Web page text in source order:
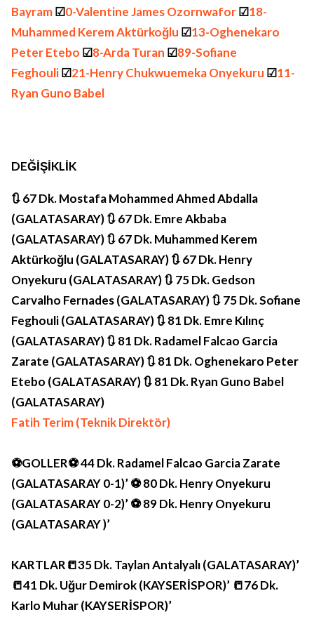
Bayram☑0-Valentine James Ozornwafor☑18-
Muhammed Kerem Aktürkoğlu ☑13-Oghenekaro
Peter Etebo ☑8-Arda Turan ☑89-Sofiane
Feghouli☑21-Henry Chukwuemeka Onyekuru ☑11-
Ryan Guno Babel
DEĞİŞİKLİK
🔃 67 Dk. Mostafa Mohammed Ahmed Abdalla
(GALATASARAY) 🔃 67 Dk. Emre Akbaba
(GALATASARAY) 🔃 67 Dk. Muhammed Kerem
Aktürkoğlu (GALATASARAY) 🔃 67 Dk. Henry
Onyekuru (GALATASARAY) 🔃 75 Dk. Gedson
Carvalho Fernades (GALATASARAY) 🔃 75 Dk. Sofiane
Feghouli (GALATASARAY) 🔃 81 Dk. Emre Kılınç
(GALATASARAY) 🔃 81 Dk. Radamel Falcao Garcia
Zarate (GALATASARAY) 🔃 81 Dk. Oghenekaro Peter
Etebo (GALATASARAY) 🔃 81 Dk. Ryan Guno Babel
(GALATASARAY)
Fatih Terim (Teknik Direktör)
⚽GOLLER⚽ 44 Dk. Radamel Falcao Garcia Zarate
(GALATASARAY 0-1)’ ⚽ 80 Dk. Henry Onyekuru
(GALATASARAY 0-2)’ ⚽ 89 Dk. Henry Onyekuru
(GALATASARAY )’
KARTLAR📒35 Dk. Taylan Antalyalı (GALATASARAY)’
📒41 Dk. Uğur Demirok (KAYSERİSPOR)’ 📒76 Dk.
Karlo Muhar (KAYSERİSPOR)’